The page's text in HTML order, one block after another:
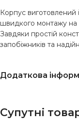
Корпус виготовлений
швидкого монтажу на
Завдяки простій
запобіжників та
Додаткова
Супутні